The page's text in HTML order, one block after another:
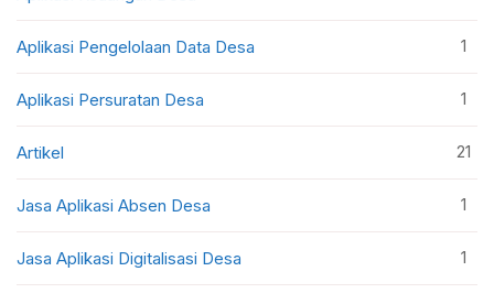
Aplikasi Pengelolaan Data Desa 1
Aplikasi Persuratan Desa 1
Artikel 21
Jasa Aplikasi Absen Desa 1
Jasa Aplikasi Digitalisasi Desa 1